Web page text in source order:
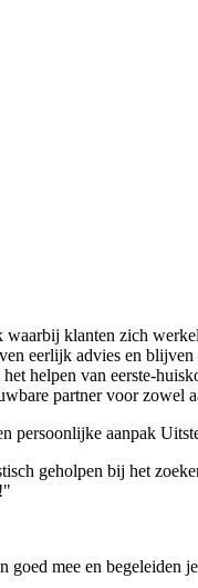
klanten zich
eerlijk advies en
helpen van eerste-
partner voor zowel
persoonlijke aanpak
geholpen bij het
mee en